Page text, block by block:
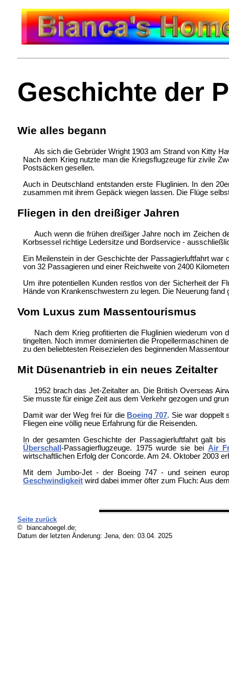
Geschichte der
Wie alles begann
Als sich die Gebrüder Wright 1903 am Strand von Kitty
Nach dem Krieg nutzte man die Kriegsflugzeuge für zivile
Postsäcken gesellen.
Auch in Deutschland entstanden erste Fluglinien. In den
zusammen mit ihrem Gepäck wiegen lassen. Die Flüge
Fliegen in den dreißiger Jahren
Auch wenn die frühen dreißiger Jahre noch im Zeichen
Korbsessel richtige Ledersitze und Bordservice -
Ein Meilenstein in der Geschichte der Passagierluftfahrt war
von 32 Passagieren und einer Reichweite von 2400
Um ihre potentiellen Kunden restlos von der Sicherheit der
Hände von Krankenschwestern zu legen. Die Neuerung
Vom Luxus zum Massentourismus
Nach dem Krieg profitierten die Fluglinien wiederum
tingelten. Noch immer dominierten die Propellermaschinen
zu den beliebtesten Reisezielen des beginnenden
Mit Düsenantrieb in ein neues Zeitalter
1952 brach das Jet-Zeitalter an. Die British Overseas
Sie musste für einige Zeit aus dem Verkehr gezogen und
Damit war der Weg frei für die Boeing 707. Sie war doppelt
Fliegen eine völlig neue Erfahrung für die Reisenden.
In der gesamten Geschichte der Passagierluftfahrt galt
Überschall -Passagierflugzeuge. 1975 wurde sie bei Air
wirtschaftlichen Erfolg der Concorde. Am 24. Oktober 2003
Mit dem Jumbo-Jet - der Boeing 747 - und seinen
Geschwindigkeitwird dabei immer öfter zum Fluch: Aus
Seite zurück
© biancahoegel.de;
Datum der letzten Änderung: Jena, den: 03.04. 2025